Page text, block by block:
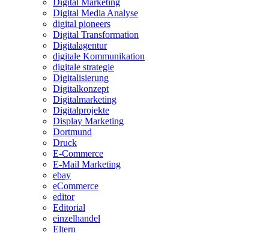
Digital Media Analyse
digital pioneers
Digital Transformation
Digitalagentur
digitale Kommunikation
digitale strategie
Digitalisierung
Digitalkonzept
Digitalmarketing
Digitalprojekte
Display Marketing
Dortmund
Druck
E-Commerce
E-Mail Marketing
ebay
eCommerce
editor
Editorial
einzelhandel
Eltern